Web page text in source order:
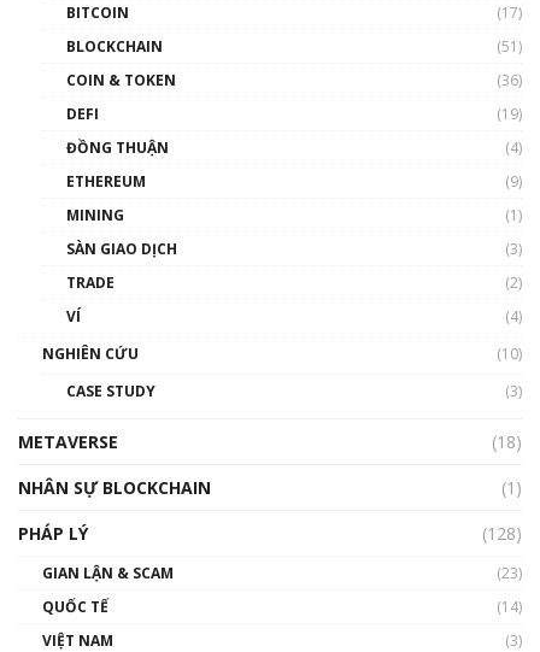
như thể nào?
00:39:31
Phổ cập Blockchain
thống & Crypto qua các cuộc chiến | Phổ cập
01:32:59
gió ấm
BITCOIN
(17)
BLOCKCHAIN
(51)
COIN & TOKEN
(36)
DEFI
(19)
ĐỒNG THUẬN
(4)
ETHEREUM
(9)
MINING
(1)
SÀN GIAO DỊCH
(3)
TRADE
(2)
VÍ
(4)
NGHIÊN CỨU
(10)
CASE STUDY
(3)
METAVERSE
(18)
NHÂN SỰ BLOCKCHAIN
(1)
PHÁP LÝ
(128)
GIAN LẬN & SCAM
(23)
QUỐC TẾ
(14)
VIỆT NAM
(3)